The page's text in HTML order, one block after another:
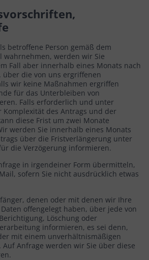
betroffene Person gemäß dem
wahrnehmen, werden wir Sie
Fall aber innerhalb eines Monats nach
über die von uns ergriffenen
wir keine Maßnahmen ergriffen
für das Unterbleiben von
Falls erforderlich und unter
Komplexität des Antrags und der
diese Frist um zwei Monate
werden Sie innerhalb eines Monats
über die Fristverlängerung unter
die Verzögerung informieren.
in irgendeiner Form übermitteln,
sofern Sie nicht ausdrücklich etwas
denen oder mit denen wir Ihre
offengelegt haben, über jede von
Löschung oder
informieren, es sei denn,
mit einem unverhältnismäßigen
Anfrage werden wir Sie über diese